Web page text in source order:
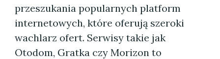
przeszukania popularnych platform
internetowych, które oferują szeroki
wachlarz ofert. Serwisy takie jak
Otodom, Gratka czy Morizon to